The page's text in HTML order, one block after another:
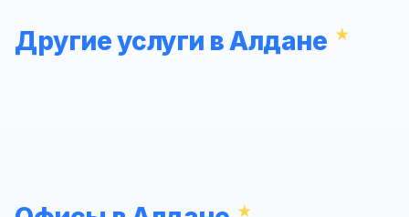
Другие услуги в Алдане